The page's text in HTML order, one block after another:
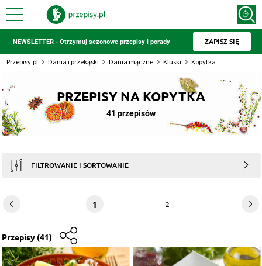
NEWSLETTER - Otrzymuj sezonowe przepisy i porady ZAPISZ SIĘ
Przepisy.pl Dania i przekąski Dania mączne Kluski Kopytka
PRZEPISY NA KOPYTKA
41 przepisów
FILTROWANIE I SORTOWANIE
1 2
Przepisy (41)